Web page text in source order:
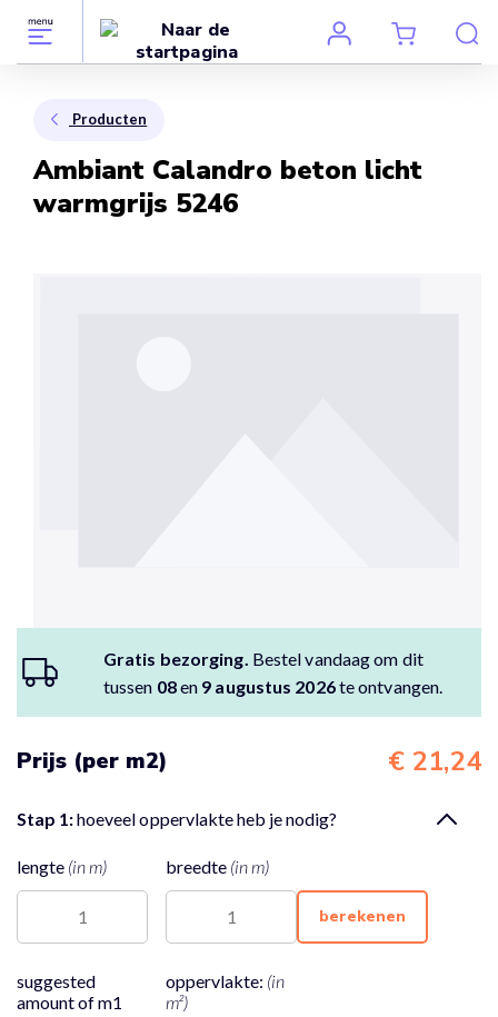
Producten
Ambiant Calandro beton licht
warmgrijs 5246
Gratis bezorging. Bestel vandaag om dit
tussen 08en 9 augustus 2026te ontvangen.
Prijs (per m2) € 21,24
Stap 1:hoeveel oppervlakte heb je nodig?
lengte (in m) breedte (in m)
berekenen
suggested
amount of m1
oppervlakte: (in
m²)